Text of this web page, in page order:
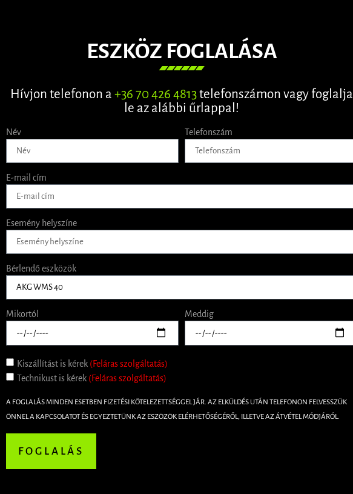
ESZKÖZ FOGLALÁSA
Hívjon telefonon a +36 70 426 4813telefonszámon vagy foglalja
le az alábbi űrlappal!
Név Telefonszám
E-mail cím
Esemény helyszíne
Bérlendő eszközök
Mikortól Meddig
Kiszállítást is kérek (Feláras szolgáltatás)
Technikust is kérek (Feláras szolgáltatás)
A FOGLALÁS MINDEN ESETBEN FIZETÉSI KÖTELEZETTSÉGGEL JÁR. AZ ELKÜLDÉS UTÁN TELEFONON FELVESSZÜK
ÖNNEL A KAPCSOLATOT ÉS EGYEZTETÜNK AZ ESZÖZÖK ELÉRHETŐSÉGÉRŐL, ILLETVE AZ ÁTVÉTEL MÓDJÁRÓL.
FOGLALÁS